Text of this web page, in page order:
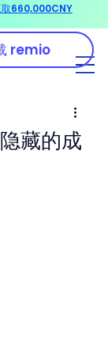
remio
藏的成
取660,000CNY